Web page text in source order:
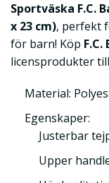
Sportväska F.C.
x 23 cm), perfekt
för barn! Köp
licensprodukter
Material:
Egenskaper:
Justerbar
Upper